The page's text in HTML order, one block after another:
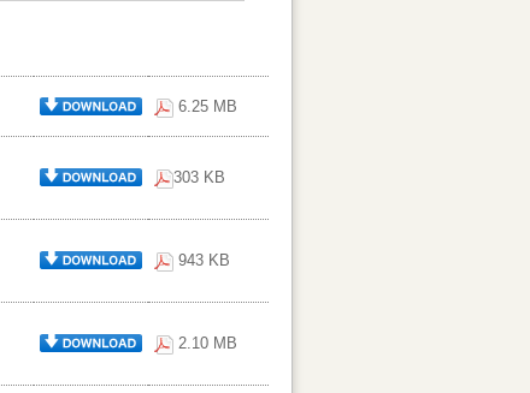
6.25 MB
303 KB
943 KB
2.10 MB